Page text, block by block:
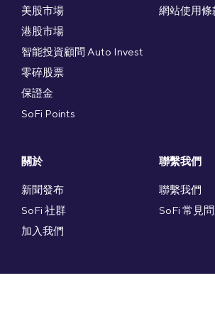
美股市場
港股市場
智能投資顧問 Auto Invest
零碎股票
保證金
SoFi Points
網站使用條
關於
新聞發布
SoFi 社群
加入我們
聯繫我們
聯繫我們
SoFi 常見